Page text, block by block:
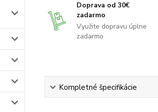
Doprava od 30€
zadarmo
Využite dopravu úplne
zadarmo
Kompletné špecifikácie